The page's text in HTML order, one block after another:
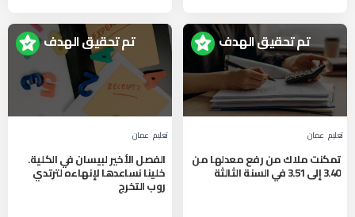
تم تحقيق الهدف
تعليم عمان
تمكنت ملاك من رفع معدلها من
3.40 إلى 3.51 في السنة الثالثة
تم تحقيق الهدف
تعليم عمان
الفصل الأخير لبيسان في الكلية.
خلينا نساعدها لإنهاءه لترتدي
روب التخرج